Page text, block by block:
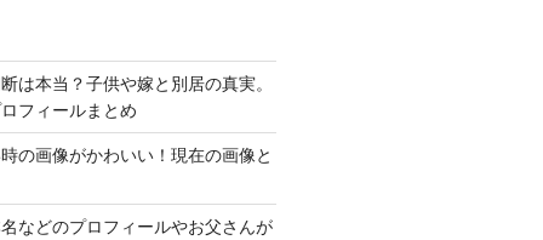
は本当？子供や嫁と別居の真実。
フィールまとめ
の画像がかわいい！現在の画像と
などのプロフィールやお父さんが